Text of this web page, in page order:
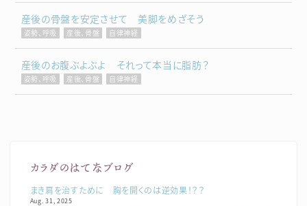
産後の骨盤を安定させて 美脚をめざそう
姿勢、呼吸 産後、骨盤 自律神経
産後のお腹ぶよぶよ それって本当に脂肪？
姿勢、呼吸 産後、骨盤 自律神経
カラダのはてなブログ
まき肩を治すために 胸を開くのは逆効果！？？
Aug. 31, 2025